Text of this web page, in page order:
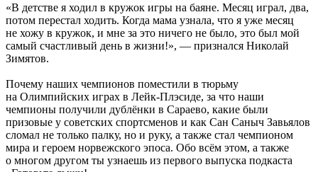
«В детстве я ходил в кружок игры на баяне. Месяц играл, два,
потом перестал ходить. Когда мама узнала, что я уже месяц
не хожу в кружок, и мне за это ничего не было, это был мой
самый счастливый день в жизни!», — признался Николай
Зимятов.
Почему наших чемпионов поместили в тюрьму
на Олимпийских играх в Лейк-Плэсиде, за что наши
чемпионы получили дублёнки в Сараево, какие были
призовые у советских спортсменов и как Сан Саныч Завьялов
сломал не только палку, но и руку, а также стал чемпионом
мира и героем норвежского эпоса. Обо всём этом, а также
о многом другом ты узнаешь из первого выпуска подкаста